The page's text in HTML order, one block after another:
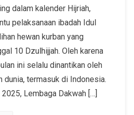
dalam kalender Hijriah,
pelaksanaan ibadah Idul
hewan kurban yang
10 Dzulhijjah. Oleh karena
ini selalu dinantikan oleh
dunia, termasuk di Indonesia.
Lembaga Dakwah […]